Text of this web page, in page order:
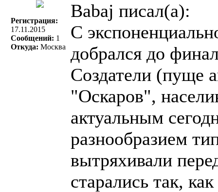
Регистрация:
17.11.2015
Сообщений: 1
Откуда: Москва
Babaj писал(a):
С
добрался до
Создатели (пуще
"Оскаров",
актуальным
разнообразием
вытряхивали
старались так,